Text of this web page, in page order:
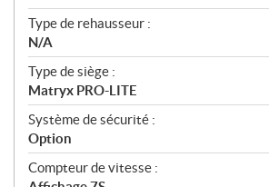
Type de rehausseur :
N/A
Type de siège :
Matryx PRO-LITE
Système de sécurité :
Option
Compteur de vitesse :